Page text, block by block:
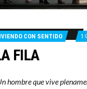
CON SENTIDO 1
FILA
hombre que vive